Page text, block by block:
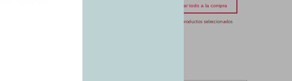
Agregar todo a la compra
3 productos seleccionados